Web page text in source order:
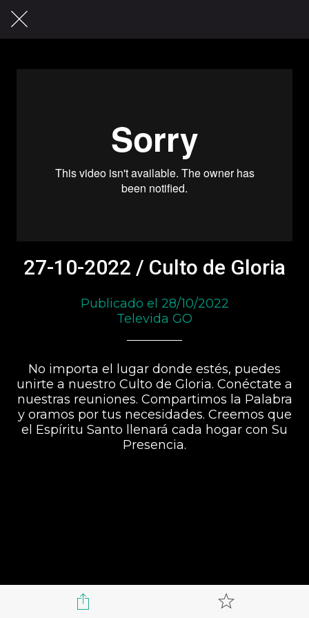
27-10-2022 / Culto de Gloria
Publicado el 28/10/2022
Televida GO
No importa el lugar donde estés, puedes
unirte a nuestro Culto de Gloria. Conéctate a
nuestras reuniones. Compartimos la Palabra
y oramos por tus necesidades. Creemos que
el Espíritu Santo llenará cada hogar con Su
Presencia.